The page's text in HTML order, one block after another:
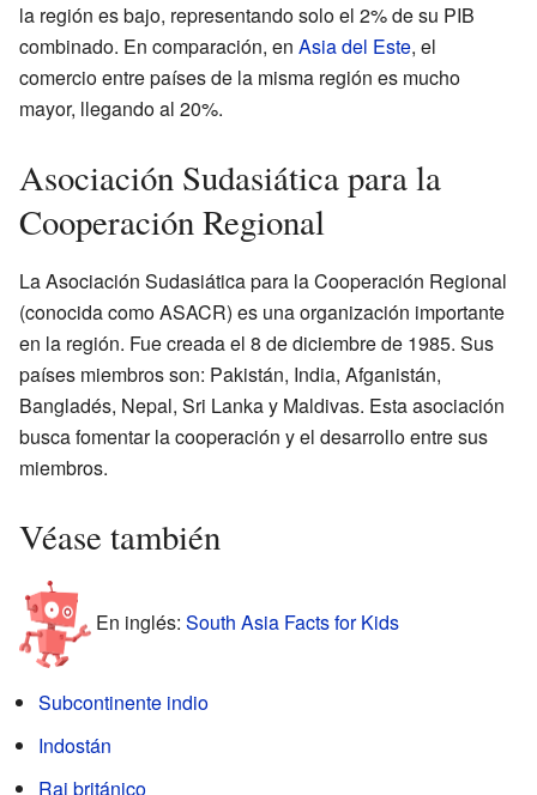
la región es bajo, representando solo el 2% de su PIB
combinado. En comparación, en Asia del Este, el
comercio entre países de la misma región es mucho
mayor, llegando al 20%.
Asociación Sudasiática para la
Cooperación Regional
La Asociación Sudasiática para la Cooperación Regional
(conocida como ASACR) es una organización importante
en la región. Fue creada el 8 de diciembre de 1985. Sus
países miembros son: Pakistán, India, Afganistán,
Bangladés, Nepal, Sri Lanka y Maldivas. Esta asociación
busca fomentar la cooperación y el desarrollo entre sus
miembros.
Véase también
En inglés: South Asia Facts for Kids
Subcontinente indio
Indostán
Raj británico